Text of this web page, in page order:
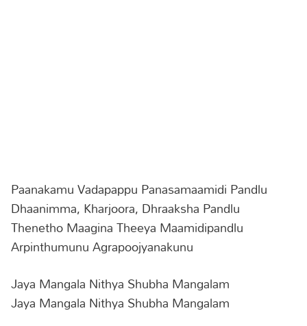
Paanakamu Vadapappu Panasamaamidi Pandlu
Dhaanimma, Kharjoora, Dhraaksha Pandlu
Thenetho Maagina Theeya Maamidipandlu
Arpinthumunu Agrapoojyanakunu
Jaya Mangala Nithya Shubha Mangalam
Jaya Mangala Nithya Shubha Mangalam